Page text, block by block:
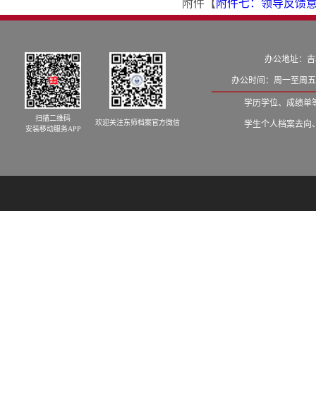
附件【 附件七：领导反馈
扫描二维码
安装移动服务APP
欢迎关注东师档案官方微信
办公地址：
办公时间：周一至周
学历学位、成绩单
学生个人档案去向